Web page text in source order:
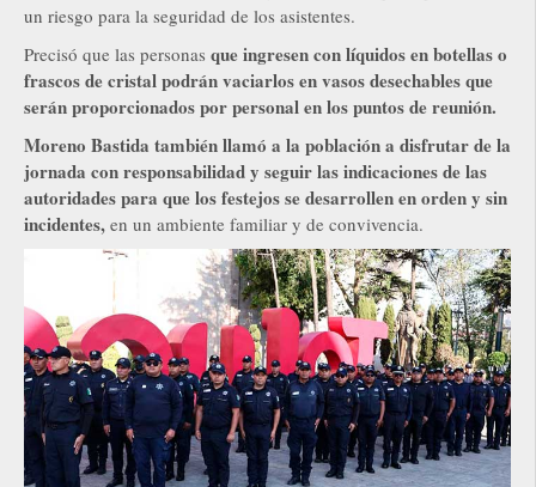
un riesgo para la seguridad de los asistentes.
Precisó que las personas que ingresen con líquidos en botellas o
frascos de cristal podrán vaciarlos en vasos desechables que
serán proporcionados por personal en los puntos de reunión.
Moreno Bastida también llamó a la población a disfrutar de la
jornada con responsabilidad y seguir las indicaciones de las
autoridades para que los festejos se desarrollen en orden y sin
incidentes, en un ambiente familiar y de convivencia.